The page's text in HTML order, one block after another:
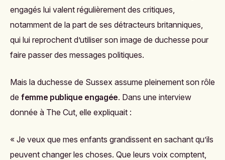
engagés lui valent régulièrement des critiques,
notamment de la part de ses détracteurs britanniques,
qui lui reprochent d’utiliser son image de duchesse pour
faire passer des messages politiques.
Mais la duchesse de Sussex assume pleinement son rôle
de femme publique engagée. Dans une interview
donnée à The Cut, elle expliquait :
« Je veux que mes enfants grandissent en sachant qu’ils
peuvent changer les choses. Que leurs voix comptent,